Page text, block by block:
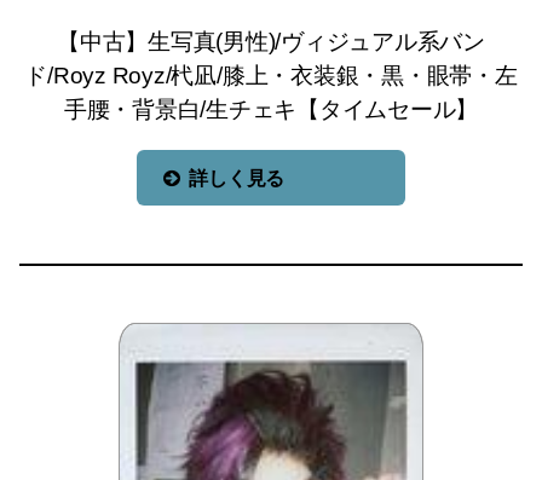
【中古】生写真(男性)/ヴィジュアル系バン
ド/Royz Royz/杙凪/膝上・衣装銀・黒・眼帯・左
手腰・背景白/生チェキ【タイムセール】
詳しく見る